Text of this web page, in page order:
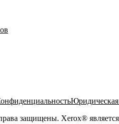
защищены. Xerox®